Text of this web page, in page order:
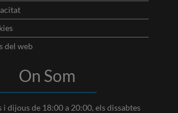
del web
On Som
i dijous de 18:00 a 20:00, els dissabtes